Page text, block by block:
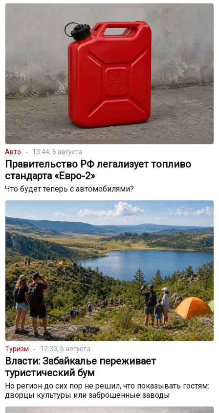
Авто 13:44, 6 августа
Правительство РФ легализует топливо
стандарта «Евро-2»
Что будет теперь с автомобилями?
Туризм 12:33, 6 августа
Власти: Забайкалье переживает
туристический бум
Но регион до сих пор не решил, что показывать гостям:
дворцы культуры или заброшенные заводы